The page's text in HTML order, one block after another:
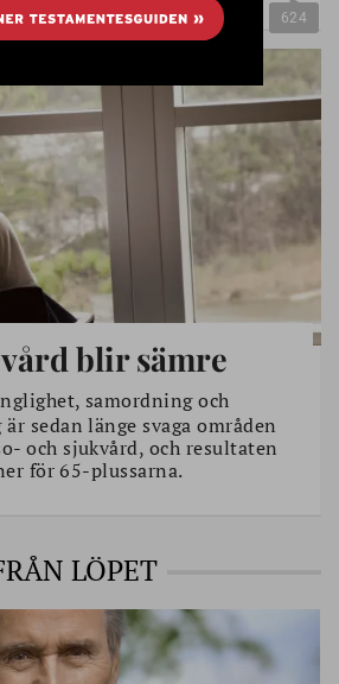
624
blir sämre
samordning och
sedan länge svaga områden
och sjukvård, och resultaten
för 65-plussarna.
LÖPET